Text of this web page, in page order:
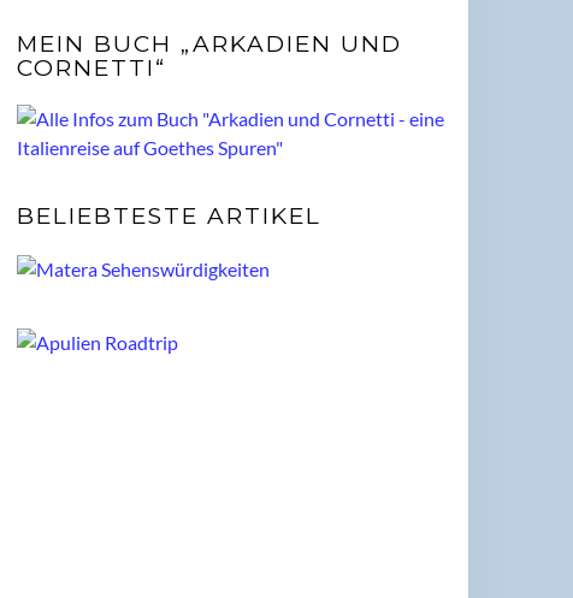
MEIN BUCH „ARKADIEN UND
CORNETTI“
BELIEBTESTE ARTIKEL